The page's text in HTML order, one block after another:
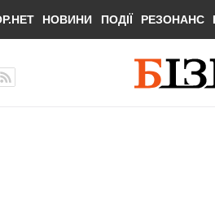
НОВИНИ ПОДІЇ РЕЗОНАНС